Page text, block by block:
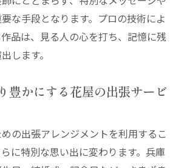
ッショナルな花屋の技術が光る瞬
ビスで体感する花屋の熟練技
ービスでオフィスやイベントスペ
な手段となります。プロの技術によ
品は、見る人の心を打ち、記憶に残
します。
豊かにする花屋の出張サービ
の出張アレンジメントを利用するこ
に特別な思い出に変わります。兵庫